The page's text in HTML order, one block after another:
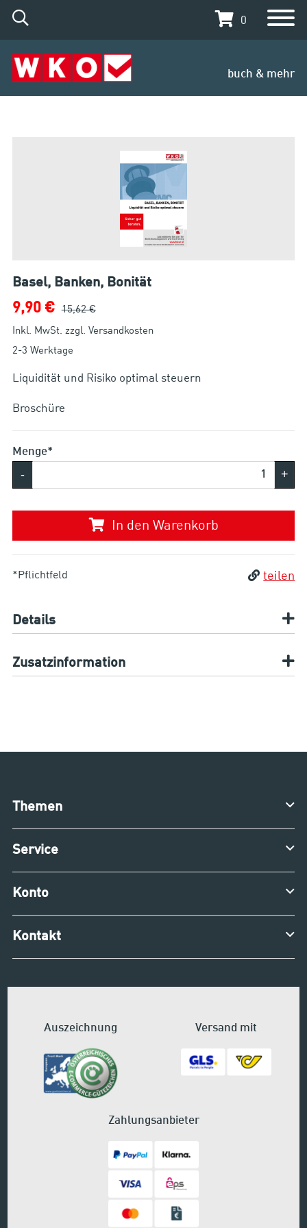
0
buch & mehr
Basel, Banken, Bonität
9,90 € 15,62 €
Inkl. MwSt. zzgl. Versandkosten
2-3 Werktage
Liquidität und Risiko optimal steuern
Broschüre
Menge*
- +
In den Warenkorb
*Pflichtfeld teilen
Details
Zusatzinformation
Themen
Service
Konto
Kontakt
Auszeichnung Versand mit
Zahlungsanbieter